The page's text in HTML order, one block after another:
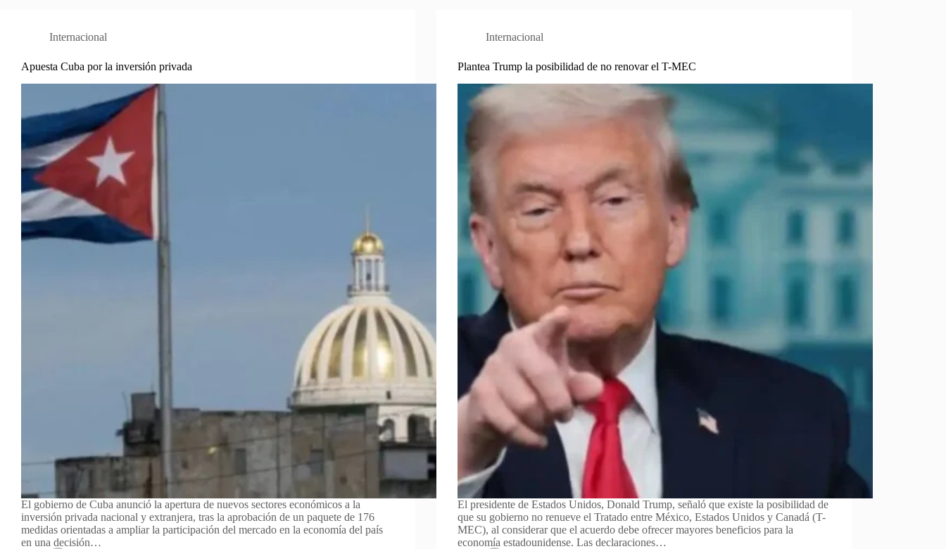
Internacional
Apuesta Cuba por la inversión privada
El gobierno de Cuba anunció la apertura de nuevos sectores económicos a la
inversión privada nacional y extranjera, tras la aprobación de un paquete de 176
medidas orientadas a ampliar la participación del mercado en la economía del país
en una decisión…
Internacional
Plantea Trump la posibilidad de no renovar el T-MEC
El presidente de Estados Unidos, Donald Trump, señaló que existe la posibilidad de
que su gobierno no renueve el Tratado entre México, Estados Unidos y Canadá (T-
MEC), al considerar que el acuerdo debe ofrecer mayores beneficios para la
economía estadounidense. Las declaraciones…